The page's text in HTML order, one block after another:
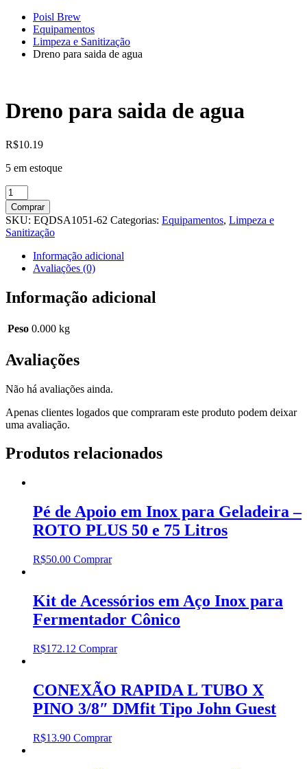
Poisl Brew
Equipamentos
Limpeza e Sanitização
Dreno para saida de agua
Dreno para saida de agua
R$10.19
5 em estoque
Dreno
para
saida
de
agua
quantidade
Comprar
SKU: EQDSA1051-62 Categorias: Equipamentos, Limpeza e
Sanitização
Informação adicional
Avaliações (0)
Informação adicional
Peso 0.000 kg
Avaliações
Não há avaliações ainda.
Apenas clientes logados que compraram este produto podem deixar
uma avaliação.
Produtos relacionados
Pé de Apoio em Inox para Geladeira –
ROTO PLUS 50 e 75 Litros
R$50.00 Comprar
Kit de Acessórios em Aço Inox para
Fermentador Cônico
R$172.12 Comprar
CONEXÃO RAPIDA L TUBO X
PINO 3/8″ DMfit Tipo John Guest
R$13.90 Comprar